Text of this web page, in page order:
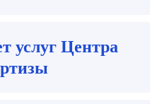
услуг Центра